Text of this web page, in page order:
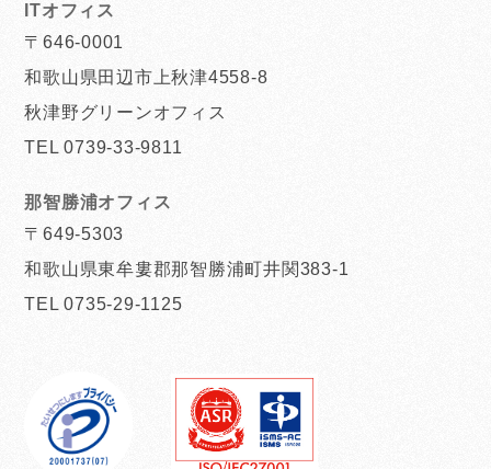
ITオフィス
〒646-0001
和歌山県田辺市上秋津4558-8
秋津野グリーンオフィス
TEL 0739-33-9811
那智勝浦オフィス
〒649-5303
和歌山県東牟婁郡那智勝浦町井関383-1
TEL 0735-29-1125